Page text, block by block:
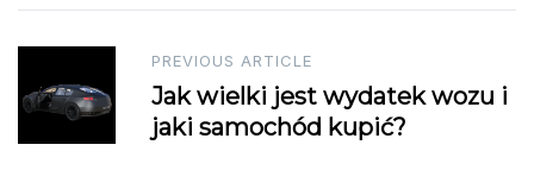
navigation
PREVIOUS ARTICLE
Jak wielki jest wydatek wozu i
jaki samochód kupić?